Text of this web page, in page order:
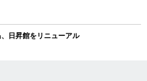
日昇館をリニューアル